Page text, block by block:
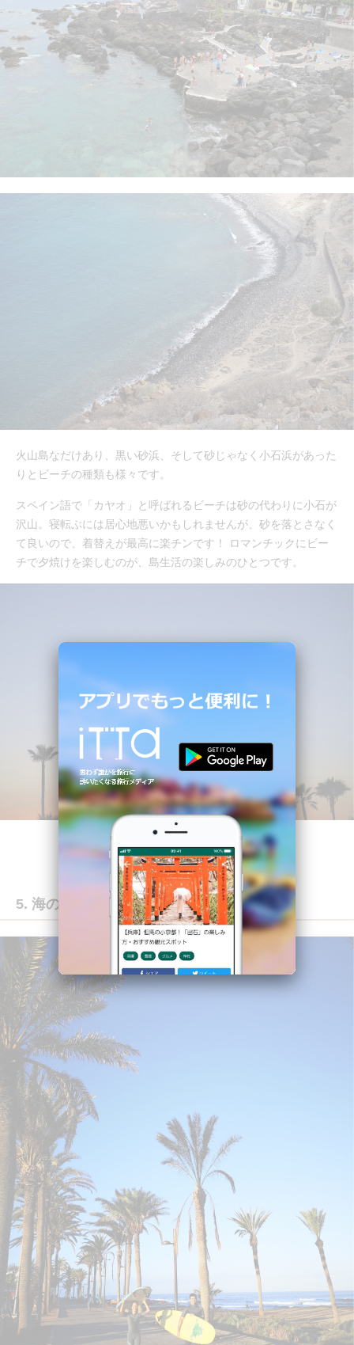
火山島なだけあり、黒い砂浜、そして砂じゃなく小石浜があった
りとビーチの種類も様々です。
スペイン語で「カヤオ」と呼ばれるビーチは砂の代わりに小石が
沢山。寝転ぶには居心地悪いかもしれませんが、砂を落とさなく
て良いので、着替えが最高に楽チンです！ ロマンチックにビー
チで夕焼けを楽しむのが、島生活の楽しみのひとつです。
5. 海のアクティビティが充実